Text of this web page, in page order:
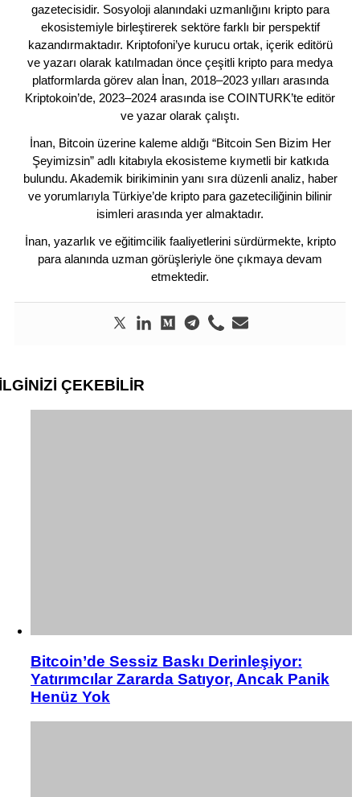
gazetecisidir. Sosyoloji alanındaki uzmanlığını kripto para
ekosistemiyle birleştirerek sektöre farklı bir perspektif
kazandırmaktadır. Kriptofoni’ye kurucu ortak, içerik editörü
ve yazarı olarak katılmadan önce çeşitli kripto para medya
platformlarda görev alan İnan, 2018–2023 yılları arasında
Kriptokoin’de, 2023–2024 arasında ise COINTURK’te editör
ve yazar olarak çalıştı.
İnan, Bitcoin üzerine kaleme aldığı “Bitcoin Sen Bizim Her
Şeyimizsin” adlı kitabıyla ekosisteme kıymetli bir katkıda
bulundu. Akademik birikiminin yanı sıra düzenli analiz, haber
ve yorumlarıyla Türkiye’de kripto para gazeteciliğinin bilinir
isimleri arasında yer almaktadır.
İnan, yazarlık ve eğitimcilik faaliyetlerini sürdürmekte, kripto
para alanında uzman görüşleriyle öne çıkmaya devam
etmektedir.
ÇEKEBİLİR
Bitcoin’de Sessiz Baskı Derinleşiyor:
Yatırımcılar Zararda Satıyor, Ancak Panik
Henüz Yok